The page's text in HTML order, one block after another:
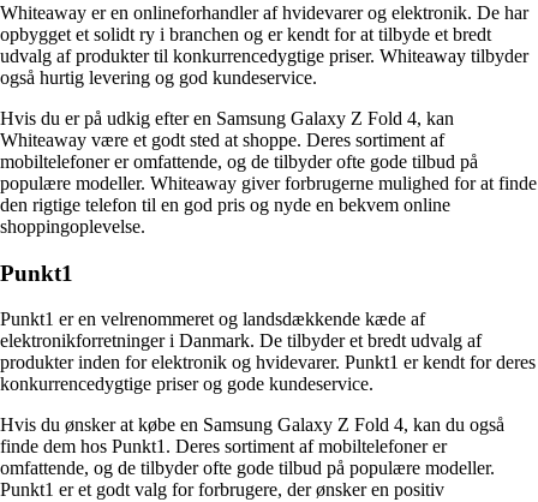
Whiteaway er en onlineforhandler af hvidevarer og elektronik. De har
opbygget et solidt ry i branchen og er kendt for at tilbyde et bredt
udvalg af produkter til konkurrencedygtige priser. Whiteaway tilbyder
også hurtig levering og god kundeservice.
Hvis du er på udkig efter en Samsung Galaxy Z Fold 4, kan
Whiteaway være et godt sted at shoppe. Deres sortiment af
mobiltelefoner er omfattende, og de tilbyder ofte gode tilbud på
populære modeller. Whiteaway giver forbrugerne mulighed for at finde
den rigtige telefon til en god pris og nyde en bekvem online
shoppingoplevelse.
Punkt1
Punkt1 er en velrenommeret og landsdækkende kæde af
elektronikforretninger i Danmark. De tilbyder et bredt udvalg af
produkter inden for elektronik og hvidevarer. Punkt1 er kendt for deres
konkurrencedygtige priser og gode kundeservice.
Hvis du ønsker at købe en Samsung Galaxy Z Fold 4, kan du også
finde dem hos Punkt1. Deres sortiment af mobiltelefoner er
omfattende, og de tilbyder ofte gode tilbud på populære modeller.
Punkt1 er et godt valg for forbrugere, der ønsker en positiv